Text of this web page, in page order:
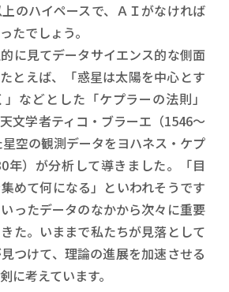
のハイペースで、ＡＩがなければ
たでしょう。
に見てデータサイエンス的な側面
とえば、「惑星は太陽を中心とす
などとした「ケプラーの法則」
文学者ティコ・ブラーエ（1546～
空の観測データをヨハネス・ケプ
年）が分析して導きました。「目
めて何になる」といわれそうです
ったデータのなかから次々に重要
た。いままで私たちが見落として
つけて、理論の進展を加速させる
に考えています。